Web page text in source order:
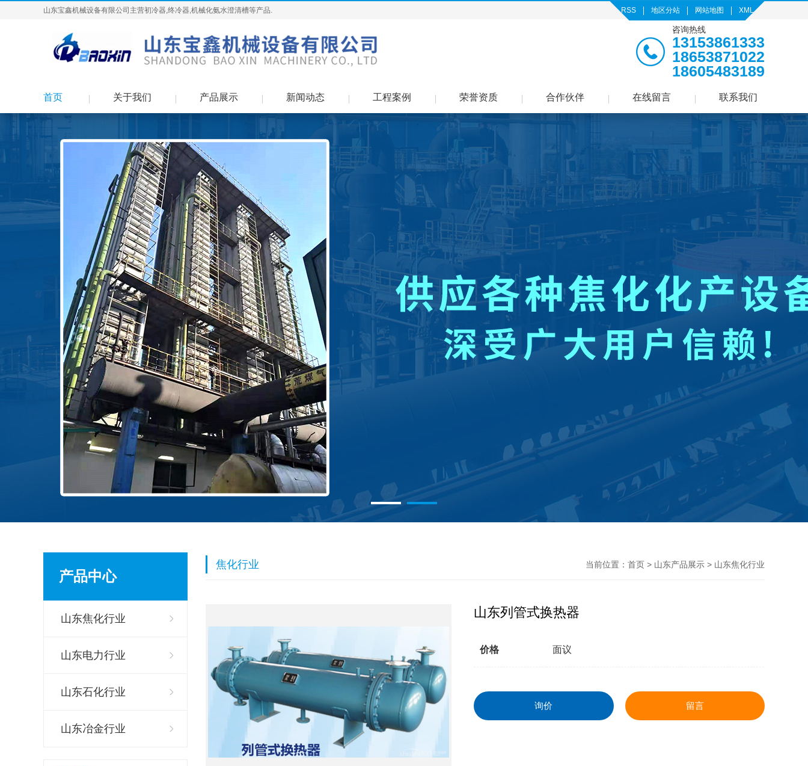
山东宝鑫机械设备有限公司主营初冷器,终冷器,机械化氨水澄清槽等产品. RSS 地区分站 网站地图 XML
咨询热线
13153861333
18653871022
18605483189
首页 关于我们 产品展示 新闻动态 工程案例 荣誉资质 合作伙伴 在线留言 联系我们
产品中心
山东焦化行业
山东电力行业
山东石化行业
山东冶金行业
当前位置： 首页 > 山东产品展示 > 山东焦化行业
焦化行业
山东列管式换热器
价格 面议
询价 留言